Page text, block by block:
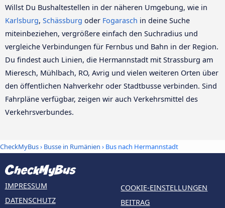
Willst Du Bushaltestellen in der näheren Umgebung, wie in
Karlsburg, Schässburg oder Fogarasch in deine Suche
miteinbeziehen, vergrößere einfach den Suchradius und
vergleiche Verbindungen für Fernbus und Bahn in der Region.
Du findest auch Linien, die Hermannstadt mit Strassburg am
Mieresch, Mühlbach, RO, Avrig und vielen weiteren Orten über
den öffentlichen Nahverkehr oder Stadtbusse verbinden. Sind
Fahrpläne verfügbar, zeigen wir auch Verkehrsmittel des
Verkehrsverbundes.
CheckMyBus› Busse in Rumänien › Bus nach Hermannstadt
IMPRESSUM
DATENSCHUTZ
COOKIE-EINSTELLUNGEN
BEITRAG